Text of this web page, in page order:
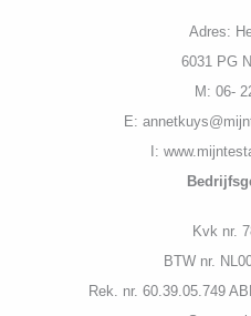
Adres:
6031 PG
M: 06-
E:
I:
Bedrijfs
Kvk nr.
BTW nr.
Rek. nr. 60.39.05.749